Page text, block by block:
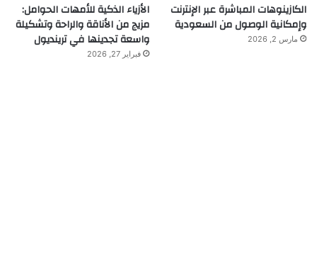
الكازينوهات المباشرة عبر الإنترنت
وإمكانية الوصول من السعودية
مارس 2, 2026
الأزياء الذكية للأمهات الحوامل:
مزيج من الأناقة والراحة وتشكيلة
واسعة تجدينها في ترينديول
فبراير 27, 2026